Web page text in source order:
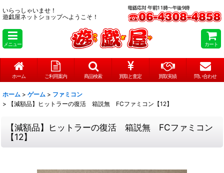
いらっしゃいませ！
遊戯屋ネットショップへようこそ！
メニュー カート
ホーム ご利用案内 商品検索 買取と査定 買取実績 問い合わせ
ホーム > ゲーム > ファミコン
>
【減額品】ヒットラーの復活 箱説無 FCファミコン【12】
【減額品】ヒットラーの復活 箱説無 FCファミコン
【12】